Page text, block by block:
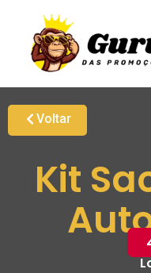
Voltar
Kit